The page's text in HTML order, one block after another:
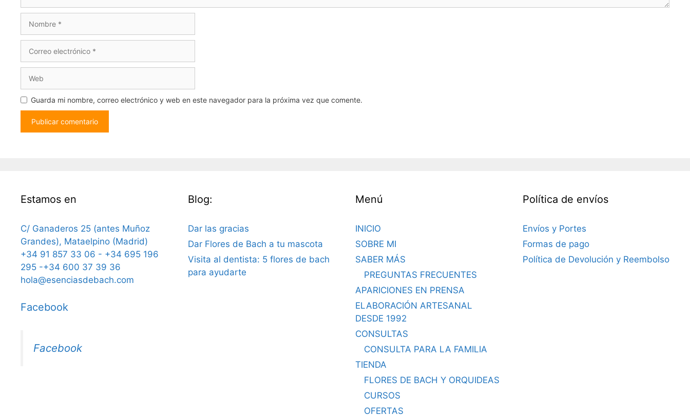
electrónico
Guarda mi nombre, correo electrónico y web en este navegador para la próxima vez que comente.
Estamos en
C/ Ganaderos 25 (antes Muñoz
Grandes), Mataelpino (Madrid)
+34 91 857 33 06 - +34 695 196
295 -+34 600 37 39 36
hola@esenciasdebach.com
Facebook
Facebook
Blog:
Dar las gracias
Dar Flores de Bach a tu mascota
Visita al dentista: 5 flores de bach
para ayudarte
Menú
INICIO
SOBRE MI
SABER MÁS
PREGUNTAS FRECUENTES
APARICIONES EN PRENSA
ELABORACIÓN ARTESANAL
DESDE 1992
CONSULTAS
CONSULTA PARA LA FAMILIA
TIENDA
FLORES DE BACH Y ORQUIDEAS
CURSOS
OFERTAS
Política de envíos
Envíos y Portes
Formas de pago
Política de Devolución y Reembolso